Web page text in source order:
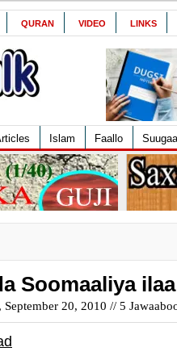
QURAN VIDEO LINKS
Islam Faallo
Soomaaliya
20, 2010 // 5